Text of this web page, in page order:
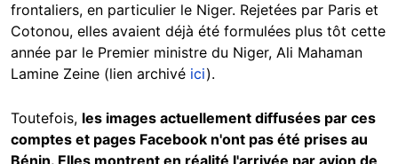
frontaliers, en particulier le Niger. Rejetées par Paris et
Cotonou, elles avaient déjà été formulées plus tôt cette
année par le Premier ministre du Niger, Ali Mahaman
Lamine Zeine (lien archivé ici).
Toutefois, les images actuellement diffusées par ces
comptes et pages Facebook n'ont pas été prises au